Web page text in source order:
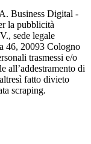
Business Digital -
la pubblicità
sede legale
46, 20093 Cologno
trasmessi e/o
all’addestramento di
fatto divieto
scraping.